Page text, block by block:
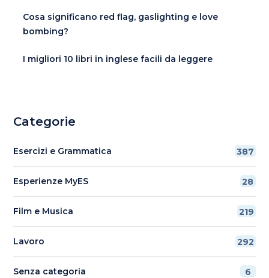
Cosa significano red flag, gaslighting e love
bombing?
I migliori 10 libri in inglese facili da leggere
Categorie
Esercizi e Grammatica 387
Esperienze MyES 28
Film e Musica 219
Lavoro 292
Senza categoria 6